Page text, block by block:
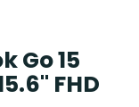
Go 15
FHD